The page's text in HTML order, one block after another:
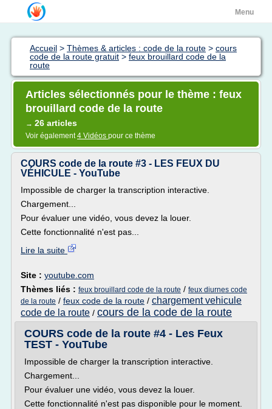
Menu
Accueil > Thèmes & articles : code de la route > cours
code de la route gratuit > feux brouillard code de la
route
Articles sélectionnés pour le thème : feux
brouillard code de la route
→ 26 articles
Voir également4 Vidéos pour ce thème
COURS code de la route #3 - LES FEUX DU
VÉHICULE - YouTube
Impossible de charger la transcription interactive.
Chargement...
Pour évaluer une vidéo, vous devez la louer.
Cette fonctionnalité n'est pas...
Lire la suite
Site : youtube.com
Thèmes liés : feux brouillard code de la route / feux diurnes code
de la route / feux code de la route / chargement vehicule
code de la route / cours de la code de la route
COURS code de la route #4 - Les Feux
TEST - YouTube
Impossible de charger la transcription interactive.
Chargement...
Pour évaluer une vidéo, vous devez la louer.
Cette fonctionnalité n'est pas disponible pour le moment.